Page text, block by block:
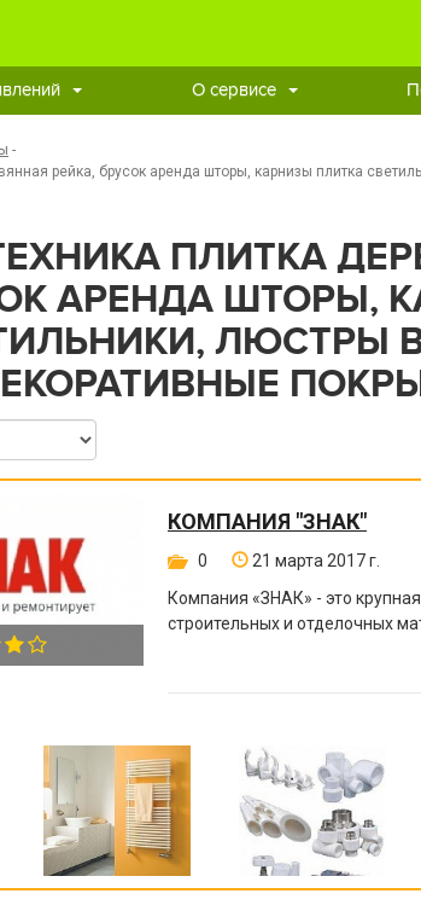
О сервисе
-
рейка, брусок аренда шторы, карнизы плитка
ПЛИТКА
АРЕНДА ШТОРЫ,
ЛЮСТРЫ
КОМПАНИЯ "ЗНАК"
0
21 марта 2017 г.
Компания «ЗНАК» - это
строительных и отделочных